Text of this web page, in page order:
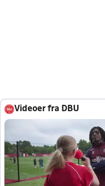
Videoer fra DBU